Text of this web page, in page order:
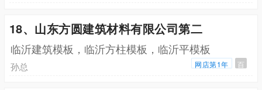
18、山东方圆建筑材料有限公司第二
临沂建筑模板，临沂方柱模板，临沂平模板
孙总 网店第1年 百